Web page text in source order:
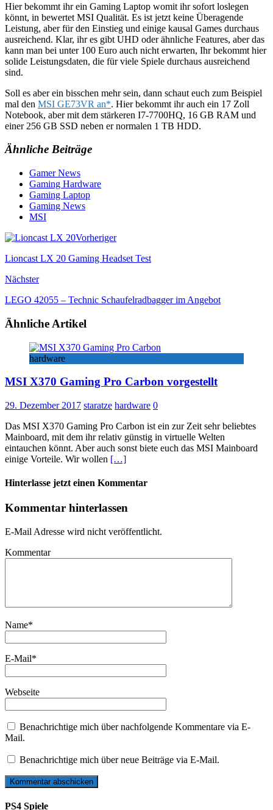
Hier bekommt ihr ein Gaming Laptop womit ihr sofort loslegen
könnt, in bewertet MSI Qualität. Es ist jetzt keine Überagende
Leistung, aber für den Einstieg und einige kausal Games durchaus
ausreichend. Klar, ihr es gibt UHD oder ähnliche Features, aber das
kann man bei unter 100 Euro auch nicht erwarten, Ihr bekommt hier
solide Leistungsdaten, die für viele Spiele durchaus ausreichend
sind.
Soll es aber ein bisschen mehr sein, dann schaut euch zum Beispiel
mal den MSI GE73VR an*. Hier bekommt ihr auch ein 17 Zoll
Notebook, aber mit dem stärkeren I7-7700HQ, 16 GB RAM und
einer 256 GB SSD neben er normalen 1 TB HDD.
Ähnliche Beiträge
Gamer News
Gaming Hardware
Gaming Laptop
Gaming News
MSI
Vorheriger
Lioncast LX 20 Gaming Headset Test
Nächster
LEGO 42055 – Technic Schaufelradbagger im Angebot
Ähnliche Artikel
hardware
MSI X370 Gaming Pro Carbon vorgestellt
29. Dezember 2017 staratze hardware 0
Das MSI X370 Gaming Pro Carbon ist ein zur Zeit sehr beliebtes
Mainboard, mit dem ihr relativ günstig in virtuelle Welten
eintauchen könnt. Aber auch sonst biete euch das MSI Mainboard
einige Vorteile. Wir wollen […]
Hinterlasse jetzt einen Kommentar
Kommentar hinterlassen
E-Mail Adresse wird nicht veröffentlicht.
Kommentar
Name*
E-Mail*
Webseite
Benachrichtige mich über nachfolgende Kommentare via E-
Mail.
Benachrichtige mich über neue Beiträge via E-Mail.
PS4 Spiele